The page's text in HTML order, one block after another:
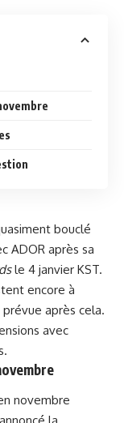
bouclé
ADOR après sa
le 4 janvier KST.
encore à
après cela.
avec
novembre